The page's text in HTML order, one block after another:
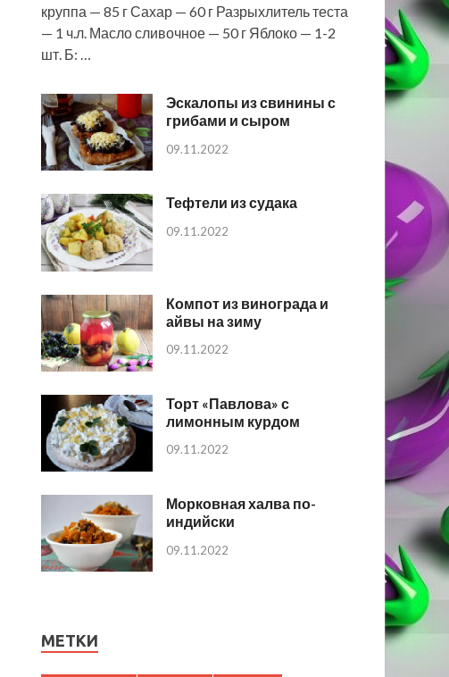
круппа — 85 г Сахар — 60 г Разрыхлитель теста
— 1 ч.л. Масло сливочное — 50 г Яблоко — 1-2
шт. Б: …
Эскалопы из свинины с
грибами и сыром
09.11.2022
Тефтели из судака
09.11.2022
Компот из винограда и
айвы на зиму
09.11.2022
Торт «Павлова» с
лимонным курдом
09.11.2022
Морковная халва по-
индийски
09.11.2022
МЕТКИ